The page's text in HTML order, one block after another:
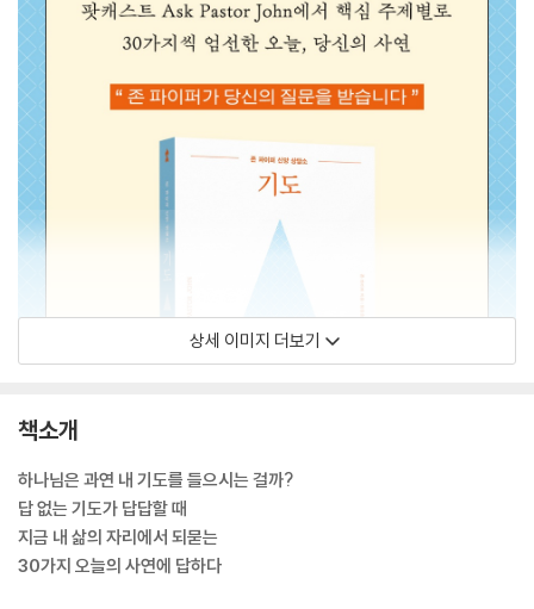
상세 이미지 더보기
책소개
하나님은 과연 내 기도를 들으시는 걸까?
답 없는 기도가 답답할 때
지금 내 삶의 자리에서 되묻는
30가지 오늘의 사연에 답하다